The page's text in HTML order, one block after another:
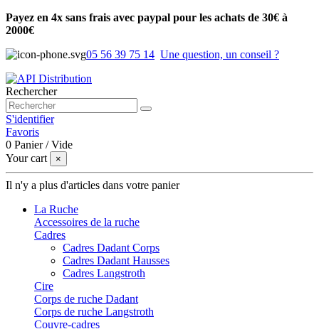
Payez en 4x sans frais avec paypal pour les achats de 30€ à
2000€
05 56 39 75 14 Une question, un conseil ?
Rechercher
S'identifier
Favoris
0 Panier /Vide
Your cart
×
Il n'y a plus d'articles dans votre panier
La Ruche
Accessoires de la ruche
Cadres
Cadres Dadant Corps
Cadres Dadant Hausses
Cadres Langstroth
Cire
Corps de ruche Dadant
Corps de ruche Langstroth
Couvre-cadres